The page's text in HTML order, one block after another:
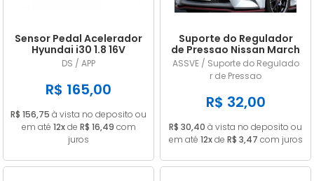
Sensor Pedal Acelerador
Hyundai i30 1.8 16V
Gasolina 2014/... em
diante
DS / APP
R$ 165,00
R$ 156,75 à vista no deposito ou
em até 12xde R$ 16,49 com
juros
Suporte do Regulador
de Pressao Nissan March
/ Versa 1.0 1.6 2011/... em
diante
ASSVE / Suporte do Regulado
r de Pressao
R$ 32,00
R$ 30,40 à vista no deposito ou
em até 12xde R$ 3,47 com juros